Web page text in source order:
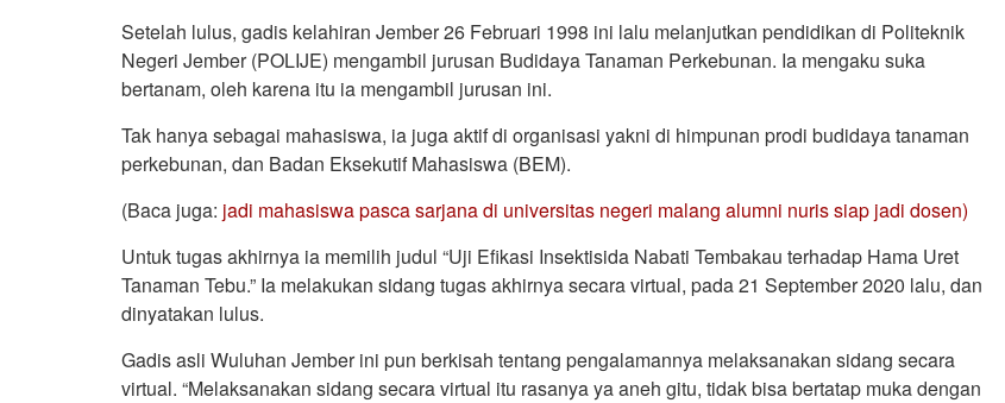
Setelah lulus, gadis kelahiran Jember 26 Februari 1998 ini lalu melanjutkan pendidikan di Politeknik
Negeri Jember (POLIJE) mengambil jurusan Budidaya Tanaman Perkebunan. Ia mengaku suka
bertanam, oleh karena itu ia mengambil jurusan ini.
Tak hanya sebagai mahasiswa, ia juga aktif di organisasi yakni di himpunan prodi budidaya tanaman
perkebunan, dan Badan Eksekutif Mahasiswa (BEM).
(Baca juga: jadi mahasiswa pasca sarjana di universitas negeri malang alumni nuris siap jadi dosen)
Untuk tugas akhirnya ia memilih judul “Uji Efikasi Insektisida Nabati Tembakau terhadap Hama Uret
Tanaman Tebu.” Ia melakukan sidang tugas akhirnya secara virtual, pada 21 September 2020 lalu, dan
dinyatakan lulus.
Gadis asli Wuluhan Jember ini pun berkisah tentang pengalamannya melaksanakan sidang secara
virtual. “Melaksanakan sidang secara virtual itu rasanya ya aneh gitu, tidak bisa bertatap muka dengan